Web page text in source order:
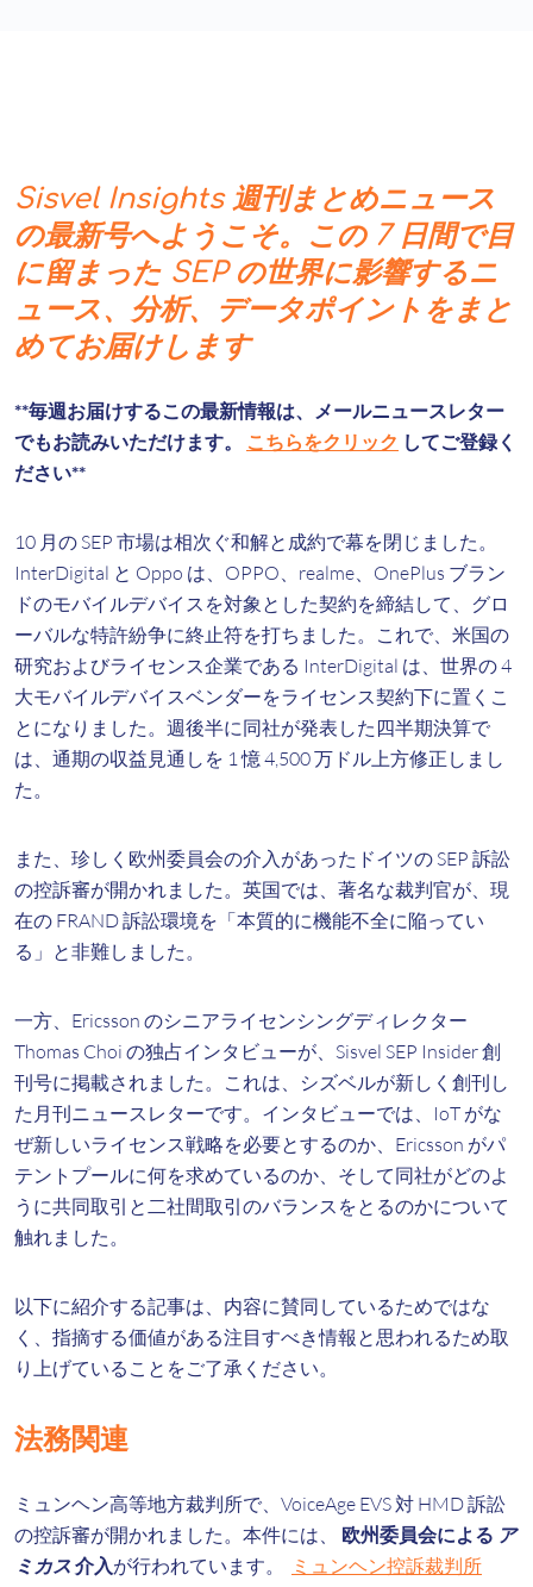
Sisvel Insights 週刊まとめニュース
の最新号へようこそ。この 7 日間で目
に留まった SEP の世界に影響するニ
ュース、分析、データポイントをまと
めてお届けします
**毎週お届けするこの最新情報は、メールニュースレター
でもお読みいただけます。
こちらをクリック してご登録く
ださい**
10 月の SEP 市場は相次ぐ和解と成約で幕を閉じました。
InterDigital と Oppo は、OPPO、realme、OnePlus ブラン
ドのモバイルデバイスを対象とした契約を締結して、グロ
ーバルな特許紛争に終止符を打ちました。これで、米国の
研究およびライセンス企業である InterDigital は、世界の 4
大モバイルデバイスベンダーをライセンス契約下に置くこ
とになりました。週後半に同社が発表した四半期決算で
は、通期の収益見通しを 1 憶 4,500 万ドル上方修正しまし
た。
また、珍しく欧州委員会の介入があったドイツの SEP 訴訟
の控訴審が開かれました。英国では、著名な裁判官が、現
在の FRAND 訴訟環境を「本質的に機能不全に陥ってい
る」と非難しました。
一方、Ericsson のシニアライセンシングディレクター
Thomas Choi の独占インタビューが、Sisvel SEP Insider 創
刊号に掲載されました。これは、シズベルが新しく創刊し
た月刊ニュースレターです。インタビューでは、IoT がな
ぜ新しいライセンス戦略を必要とするのか、Ericsson がパ
テントプールに何を求めているのか、そして同社がどのよ
うに共同取引と二社間取引のバランスをとるのかについて
触れました。
以下に紹介する記事は、内容に賛同しているためではな
く、指摘する価値がある注目すべき情報と思われるため取
り上げていることをご了承ください。
法務関連
ミュンヘン高等地方裁判所で、VoiceAge EVS 対 HMD 訴訟
の控訴審が開かれました。本件には、 欧州委員会による ア
ミカス 介入が行われています。
ミュンヘン控訴裁判所